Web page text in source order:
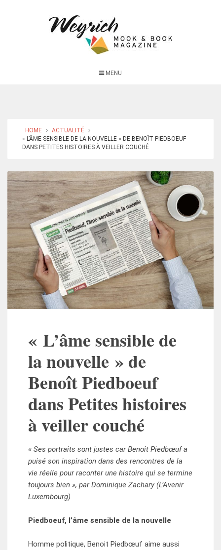
MENU
HOME
ACTUALITÉ
« L’ÂME SENSIBLE DE LA NOUVELLE » DE BENOÎT PIEDBOEUF
DANS PETITES HISTOIRES À VEILLER COUCHÉ
« L’âme sensible de
la nouvelle » de
Benoît Piedboeuf
dans Petites histoires
à veiller couché
« Ses portraits sont justes car Benoît Piedbœuf a
puisé son inspiration dans des rencontres de la
vie réelle pour raconter une histoire qui se termine
toujours bien », par Dominique Zachary (L’Avenir
Luxembourg)
Piedboeuf, l’âme sensible de la nouvelle
Homme politique, Benoit Piedbœuf aime aussi